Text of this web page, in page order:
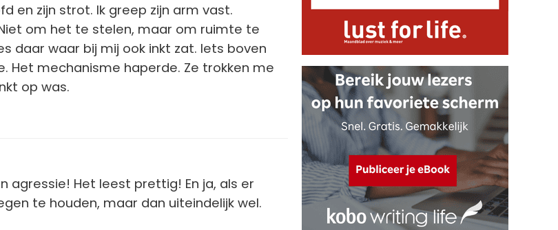
en zijn strot. Ik greep zijn arm vast.
om het te stelen, maar om ruimte te
daar waar bij mij ook inkt zat. Iets boven
Het mechanisme haperde. Ze trokken me
op was.
agressie! Het leest prettig! En ja, als er
te houden, maar dan uiteindelijk wel.